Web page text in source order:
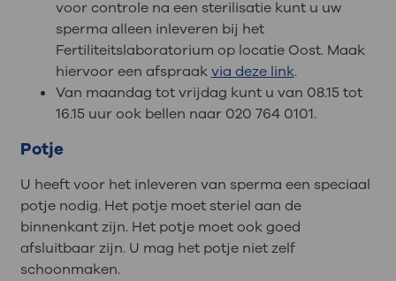
voor controle na een sterilisatie kunt u uw
sperma alleen inleveren bij het
Fertiliteitslaboratorium op locatie Oost. Maak
hiervoor een afspraakvia deze link.
Van maandag tot vrijdag kunt u van 08.15 tot
16.15 uur ook bellen naar 020 764 0101.
Potje
U heeft voor het inleveren van sperma een speciaal
potje nodig. Het potje moet steriel aan de
binnenkant zijn. Het potje moet ook goed
afsluitbaar zijn. U mag het potje niet zelf
schoonmaken.